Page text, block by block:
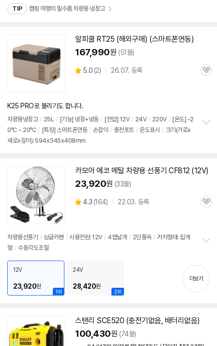
TIP 캠핑 여행의 필수품 차량용 냉장고
알피쿨 RT25 (해외구매) (스마트폰연동)
167,990원 (51몰)
별
5.0 (상
2) 26.07. 등록
관
K25 PRO로 불리기도 합니다.
차량용냉장고 / 25L / [기능] 냉장+냉동 / [전압] 12V / 24V / 220V / [온도] -2
0ºC ~ 20ºC / [특징] 스마트폰연동 / 손잡이 / 충전포트 / 온도표시 / 크기(가로x
세로x깊이): 594x345x408mm
기
카모아 에코 메탈 차량용 선풍기 CF812 (12V)
23,920원 (33몰)
별
4.3 (상
뷰
164) 22.03. 등록
관
차량용선풍기 / 싱글카팬 / 사용전원:12V / 4엽날개 / 2단풍속 / 거치형태: 집게
형 / 수동각도조절
치
기
1위
12V
23,920원
2위
24V
28,420원
더보기
스탠리 SCE520 (충전기없음, 배터리없음)
100,430원 (74몰)